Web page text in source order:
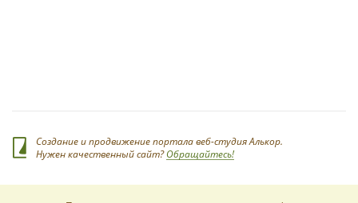
Создание и продвижение портала веб-студия Алькор.
Нужен качественный сайт?Обращайтесь!